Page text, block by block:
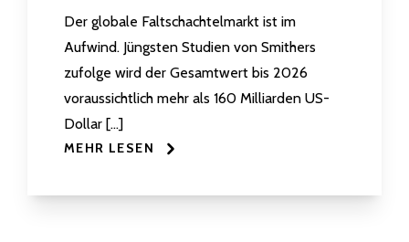
Der globale Faltschachtelmarkt ist im
Aufwind. Jüngsten Studien von Smithers
zufolge wird der Gesamtwert bis 2026
voraussichtlich mehr als 160 Milliarden US-
Dollar […]
MEHR LESEN